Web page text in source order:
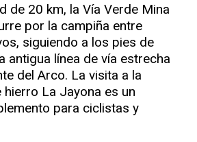
de 20 km, la Vía Verde Mina
por la campiña entre
siguiendo a los pies de
antigua línea de vía estrecha
del Arco. La visita a la
hierro La Jayona es un
para ciclistas y